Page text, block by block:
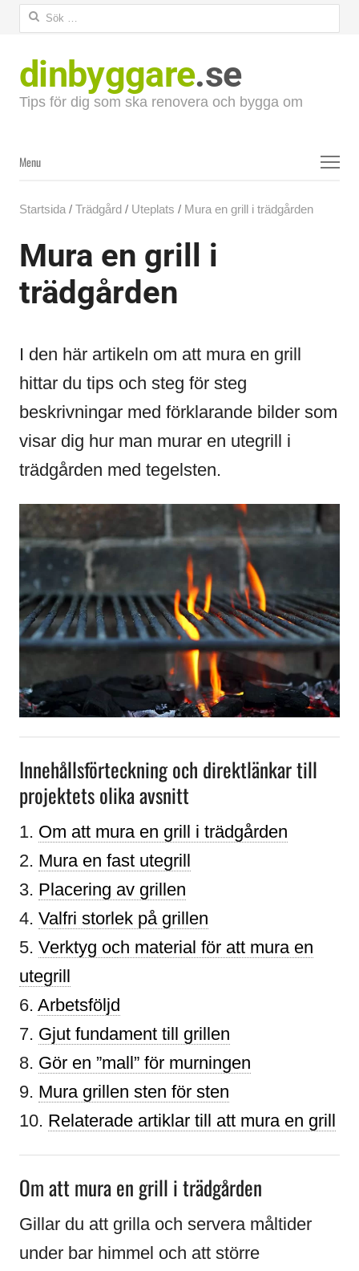
Sök
dinbyggare.se
Tips för dig som ska renovera och bygga om
Menu
Menu
Startsida / Trädgård / Uteplats / Mura en grill i trädgården
Mura en grill i
trädgården
I den här artikeln om att mura en grill
hittar du tips och steg för steg
beskrivningar med förklarande bilder som
visar dig hur man murar en utegrill i
trädgården med tegelsten.
Innehållsförteckning och direktlänkar till
projektets olika avsnitt
1. Om att mura en grill i trädgården
2. Mura en fast utegrill
3. Placering av grillen
4. Valfri storlek på grillen
5. Verktyg och material för att mura en
utegrill
6. Arbetsföljd
7. Gjut fundament till grillen
8. Gör en ”mall” för murningen
9. Mura grillen sten för sten
10. Relaterade artiklar till att mura en grill
Om att mura en grill i trädgården
Gillar du att grilla och servera måltider
under bar himmel och att större